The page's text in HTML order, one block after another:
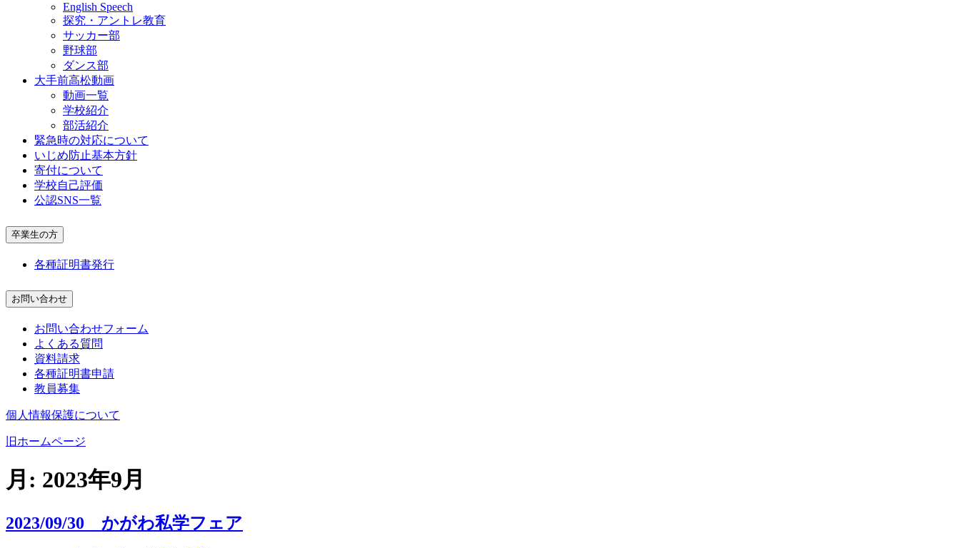
English Speech
探究・アントレ教育
サッカー部
野球部
ダンス部
大手前高松動画
動画一覧
学校紹介
部活紹介
緊急時の対応について
いじめ防止基本方針
寄付について
学校自己評価
公認SNS一覧
卒業生の方
各種証明書発行
お問い合わせ
お問い合わせフォーム
よくある質問
資料請求
各種証明書申請
教員募集
個人情報保護について
旧ホームページ
月: 2023年9月
2023/09/30 かがわ私学フェア